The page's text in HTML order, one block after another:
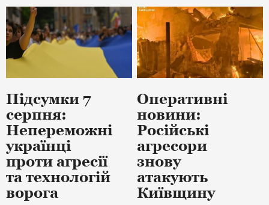
Підсумки 7
серпня:
Непереможні
українці
проти агресії
та технологій
ворога
Оперативні
новини:
Російські
агресори
знову
атакують
Київщину